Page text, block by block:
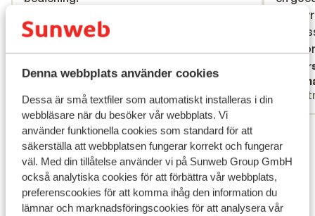
Denna webbplats använder cookies
Dessa är små textfiler som automatiskt installeras i din
webbläsare när du besöker vår webbplats. Vi
använder funktionella cookies som standard för att
säkerställa att webbplatsen fungerar korrekt och fungerar
väl. Med din tillåtelse använder vi på Sunweb Group GmbH
också analytiska cookies för att förbättra vår webbplats,
preferenscookies för att komma ihåg den information du
lämnar och marknadsföringscookies för att analysera vår
Anonym
Partner
altijd
de
en
altijd
Visa alla 11 omdömen
Andra boenden i Teneriffa
Domes Baobab Suites